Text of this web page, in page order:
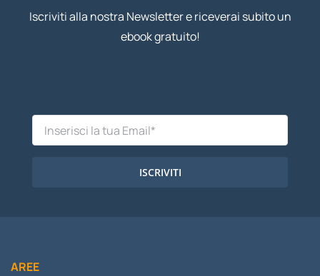
Iscriviti alla nostra Newsletter e riceverai subito un
ebook gratuito!
ISCRIVITI
AREE